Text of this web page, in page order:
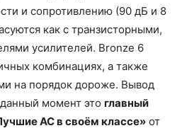
и сопротивлению (90 дБ и 8
как с транзисторными,
усилителей. Bronze 6
комбинациях, а также
на порядок дороже. Вывод
момент это главный
АС в своём классе» от